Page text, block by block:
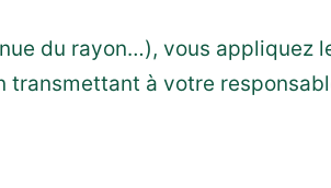
du rayon…), vous appliquez
à votre